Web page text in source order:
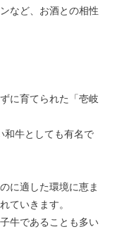
など、お酒との相性
に育てられた「壱岐
和牛としても有名で
に適した環境に恵ま
ていきます。
牛であることも多い